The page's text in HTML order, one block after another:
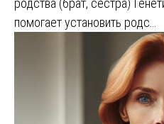
родства (брат, сестра)
помогает установить родс…